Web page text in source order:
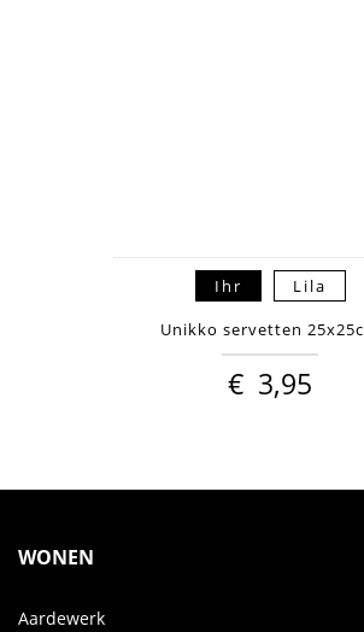
Ihr Lila
Unikko servetten
€ 3,95
WONEN
Aardewerk